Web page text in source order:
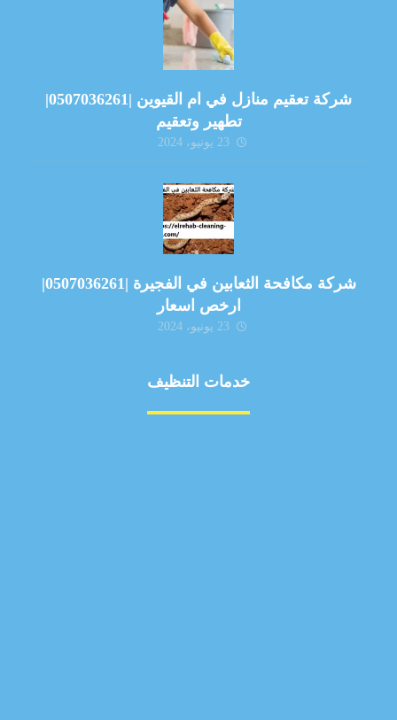
شركة تعقيم منازل في ام القيوين |0507036261|
تطهير وتعقيم
23 يونيو، 2024
شركة مكافحة الثعابين في الفجيرة |0507036261|
ارخص اسعار
23 يونيو، 2024
خدمات التنظيف